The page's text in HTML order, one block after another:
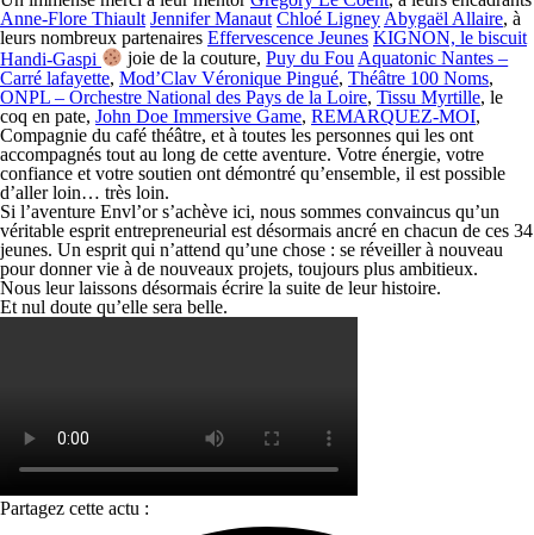
Anne-Flore Thiault Jennifer Manaut Chloé Ligney Abygaël Allaire, à
leurs nombreux partenaires Effervescence Jeunes KIGNON, le biscuit
Handi-Gaspi
joie de la couture,Puy du FouAquatonic Nantes –
Carré lafayette, Mod’Clav Véronique Pingué, Théâtre 100 Noms,
ONPL – Orchestre National des Pays de la Loire, Tissu Myrtille, le
coq en pate, John Doe Immersive Game, REMARQUEZ-MOI,
Compagnie du café théâtre, et à toutes les personnes qui les ont
accompagnés tout au long de cette aventure. Votre énergie, votre
confiance et votre soutien ont démontré qu’ensemble, il est possible
d’aller loin… très loin.
Si l’aventure Envl’or s’achève ici, nous sommes convaincus qu’un
véritable esprit entrepreneurial est désormais ancré en chacun de ces 34
jeunes. Un esprit qui n’attend qu’une chose : se réveiller à nouveau
pour donner vie à de nouveaux projets, toujours plus ambitieux.
Nous leur laissons désormais écrire la suite de leur histoire.
Et nul doute qu’elle sera belle.
Partagez cette actu :